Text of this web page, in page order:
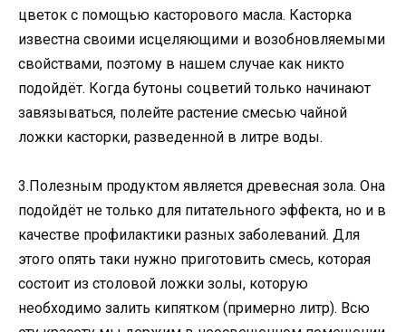
цветок с помощью касторового масла. Касторка
известна своими исцеляющими и возобновляемыми
свойствами, поэтому в нашем случае как никто
подойдёт. Когда бутоны соцветий только начинают
завязываться, полейте растение смесью чайной
ложки касторки, разведенной в литре воды.
3.Полезным продуктом является древесная зола. Она
подойдёт не только для питательного эффекта, но и в
качестве профилактики разных заболеваний. Для
этого опять таки нужно приготовить смесь, которая
состоит из столовой ложки золы, которую
необходимо залить кипятком (примерно литр). Всю